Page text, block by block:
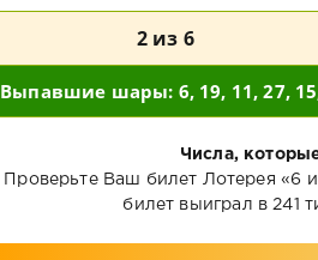
Выпавшие шары: 6, 19, 11, 27,
2 из 6
Числа,
Проверьте Ваш билет Лотерея «6
билет выиграл в 241